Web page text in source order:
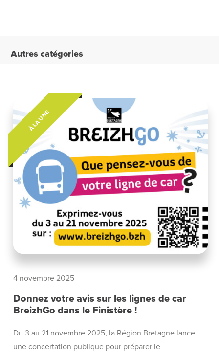
Autres catégories
À LA UNE
4 novembre 2025
Donnez votre avis sur les lignes de car
BreizhGo dans le Finistère !
Du 3 au 21 novembre 2025, la Région Bretagne lance
une concertation publique pour préparer le